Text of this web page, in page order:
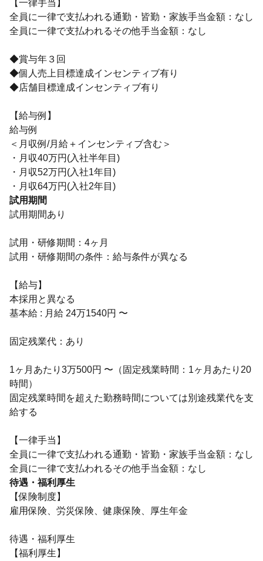
【一律手当】
全員に一律で支払われる通勤・皆勤・家族手当金額：なし
全員に一律で支払われるその他手当金額：なし
◆賞与年３回
◆個人売上目標達成インセンティブ有り
◆店舗目標達成インセンティブ有り
【給与例】
給与例
＜月収例/月給＋インセンティブ含む＞
・月収40万円(入社半年目)
・月収52万円(入社1年目)
・月収64万円(入社2年目)
試用期間
試用期間あり
試用・研修期間：4ヶ月
試用・研修期間の条件：給与条件が異なる
【給与】
本採用と異なる
基本給 : 月給 24万1540円 〜
固定残業代：あり
1ヶ月あたり3万500円 〜（固定残業時間：1ヶ月あたり20
時間）
固定残業時間を超えた勤務時間については別途残業代を支
給する
【一律手当】
全員に一律で支払われる通勤・皆勤・家族手当金額：なし
待遇・福利厚生
【保険制度】
雇用保険、労災保険、健康保険、厚生年金
待遇・福利厚生
【福利厚生】